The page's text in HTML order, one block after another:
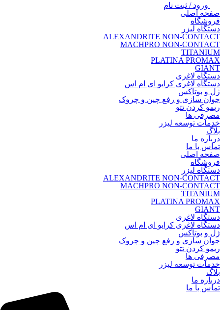
ورود / ثبت نام
صفحه اصلی
فروشگاه
دستگاه لیزر
ALEXANDRITE NON-CONTACT
MACHPRO NON-CONTACT
TITANIUM
PLATINA PROMAX
GIANT
دستگاه لاغری
دستگاه لاغری کرایو ای ام اس
ژل و بوتاکس
جوان سازی و رفع چین و چروک
ریمو کردن تتو
مصرفی ها
خدمات توسعه لیزر
بلاگ
درباره ما
تماس با ما
صفحه اصلی
فروشگاه
دستگاه لیزر
ALEXANDRITE NON-CONTACT
MACHPRO NON-CONTACT
TITANIUM
PLATINA PROMAX
GIANT
دستگاه لاغری
دستگاه لاغری کرایو ای ام اس
ژل و بوتاکس
جوان سازی و رفع چین و چروک
ریمو کردن تتو
مصرفی ها
خدمات توسعه لیزر
بلاگ
درباره ما
تماس با ما